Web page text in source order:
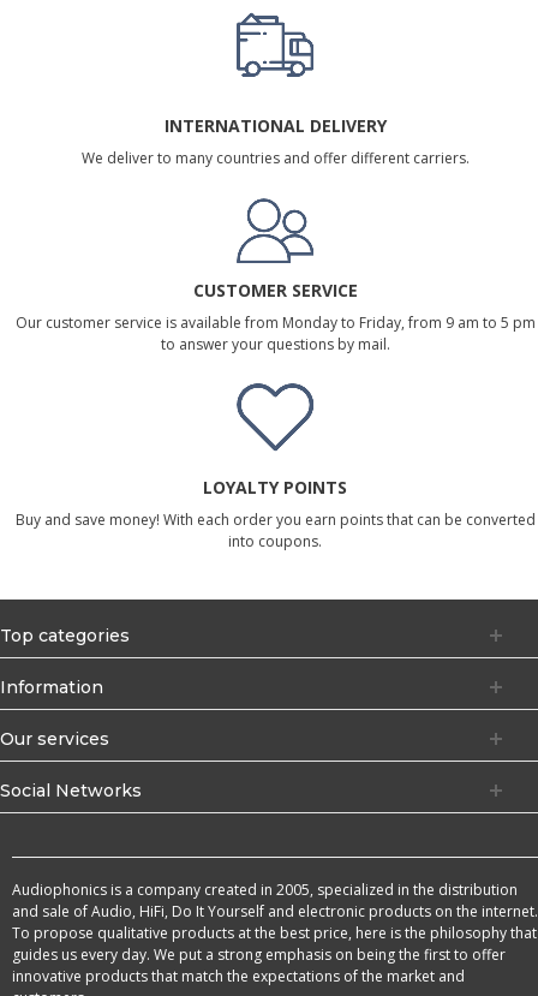
INTERNATIONAL DELIVERY
We deliver to many countries and offer different carriers.
CUSTOMER SERVICE
Our customer service is available from Monday to Friday, from 9 am to 5 pm
to answer your questions by mail.
LOYALTY POINTS
Buy and save money! With each order you earn points that can be converted
into coupons.
Top categories
Information
Our services
Social Networks
Audiophonics is a company created in 2005, specialized in the distribution
and sale of Audio, HiFi, Do It Yourself and electronic products on the internet.
To propose qualitative products at the best price, here is the philosophy that
guides us every day. We put a strong emphasis on being the first to offer
innovative products that match the expectations of the market and